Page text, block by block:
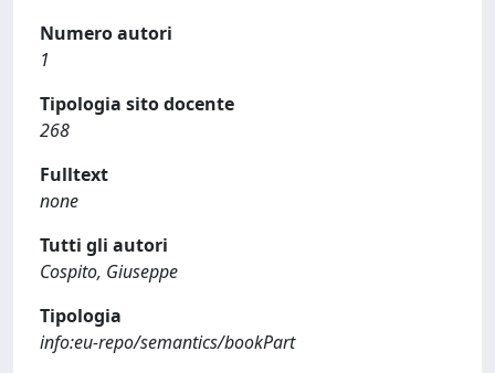
Numero autori
1
Tipologia sito docente
268
Fulltext
none
Tutti gli autori
Cospito, Giuseppe
Tipologia
info:eu-repo/semantics/bookPart